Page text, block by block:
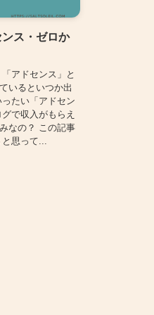
ス・ゼロか
アドセンス」と
いるといつか出
たい「アドセン
で収入がもらえ
なの？ この記事
思って...